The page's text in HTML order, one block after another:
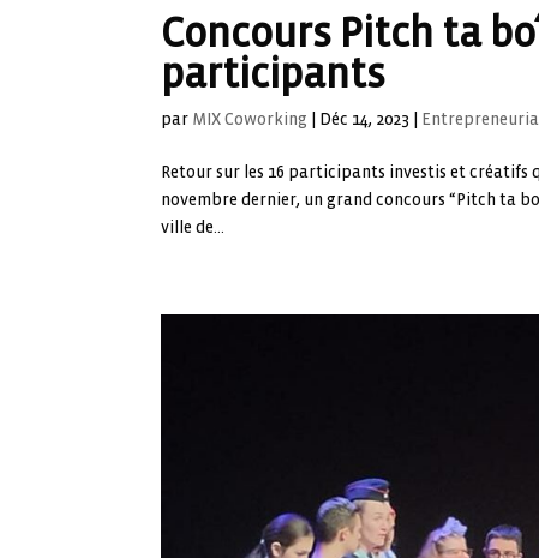
Concours Pitch ta
participants
par MIX Coworking Déc 14, 2023
Retour sur les 16 participants investis et créatifs
novembre dernier, un grand concours “Pitch ta
ville de...